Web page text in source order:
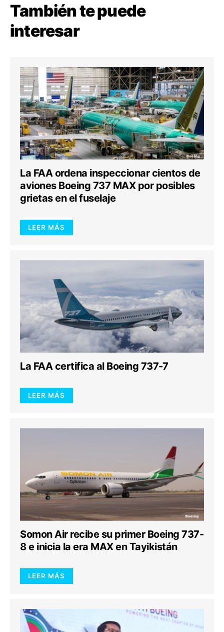
También te puede
interesar
La FAA ordena inspeccionar cientos de
aviones Boeing 737 MAX por posibles
grietas en el fuselaje
LEER MÁS
La FAA certifica al Boeing 737-7
LEER MÁS
Somon Air recibe su primer Boeing 737-
8 e inicia la era MAX en Tayikistán
LEER MÁS